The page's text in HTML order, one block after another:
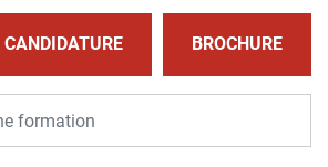
CANDIDATURE BROCHURE